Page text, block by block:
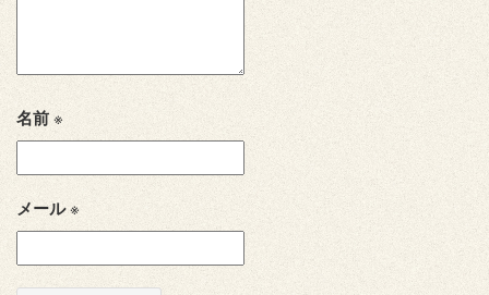
名前※
メール※